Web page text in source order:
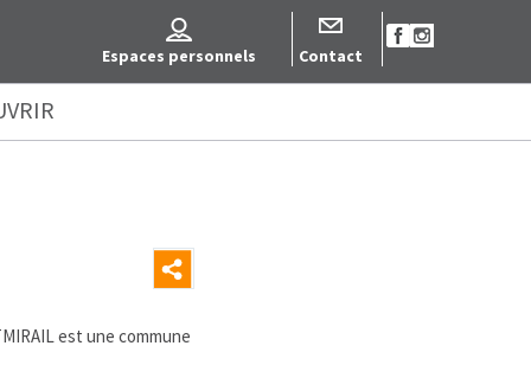
Contact
Espaces personnels
est une commune